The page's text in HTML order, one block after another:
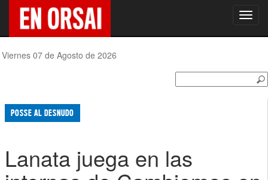
Viernes 07 de Agosto de 2026
POSSE AL DESNUDO
Lanata juega en las